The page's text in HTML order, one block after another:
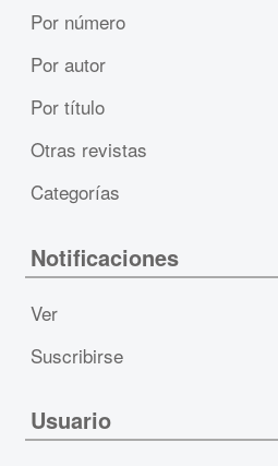
Por número
Por autor
Por título
Otras revistas
Categorías
Notificaciones
Ver
Suscribirse
Usuario